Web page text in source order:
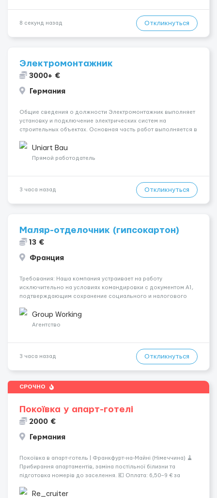
8 секунд назад Откликнуться
Электромонтажник
3000+ €
Германия
Общие сведения о должности Электромонтажник выполняет
установку и подключение электрических систем на
строительных объектах. Основная часть работ выполняется в
делаем только для профессионалов с доказательным
портфолио Обязанности ...
Uniart Bau
Прямой работодатель
3 часа назад Откликнуться
Маляр-отделочник (гипсокартон)
13 €
Франция
Требования: Наша компания устраивает на работу
исключительно на условиях командировки с документом A1,
подтверждающим сохранение социального и налогового
A1 могут получить граждане стран с упрощенным доступом к
рынку труда ЕС (Укра...
Group Working
Агентство
3 часа назад Откликнуться
СРОЧНО
Покоївка у апарт-готелі
2000 €
Германия
Покоївка в апарт-готель | Франкфурт-на-Майні (Німеччина) 🧹
Прибирання апартаментів, заміна постільної білизни та
підготовка номерів до заселення. 💶 Оплата: 6,50–9 € за
близько 2000 € на місяць (після вирахув...
Re_cruiter